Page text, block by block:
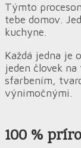
Týmto
tebe domov.
kuchyne.
Každá jedna je
jeden človek
sfarbením,
výnimočnými.
100 %